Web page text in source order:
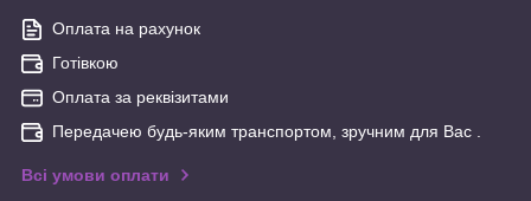
Оплата на рахунок
Готівкою
Оплата за реквізитами
Передачею будь-яким транспортом, зручним для Вас .
Всі умови оплати